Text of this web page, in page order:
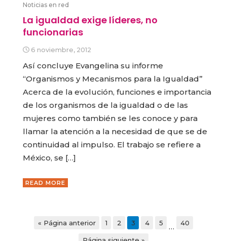
Noticias en red
La igualdad exige líderes, no
funcionarias
6 noviembre, 2012
Así concluye Evangelina su informe
“Organismos y Mecanismos para la Igualdad”
Acerca de la evolución, funciones e importancia
de los organismos de la igualdad o de las
mujeres como también se les conoce y para
llamar la atención a la necesidad de que se de
continuidad al impulso. El trabajo se refiere a
México, se […]
READ MORE
« Página anterior 1 2 3 4 5 … 40